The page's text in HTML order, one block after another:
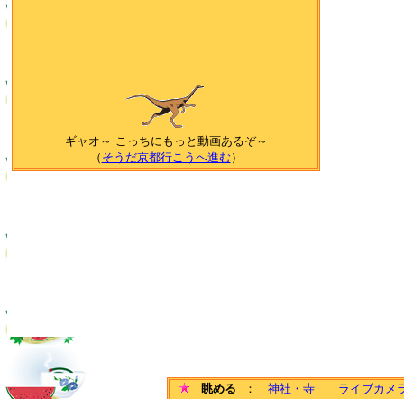
ギャオ～ こっちにもっと動画あるぞ～
（ そうだ京都行こうへ進む）
眺める ： 神社・寺
ライブカメ